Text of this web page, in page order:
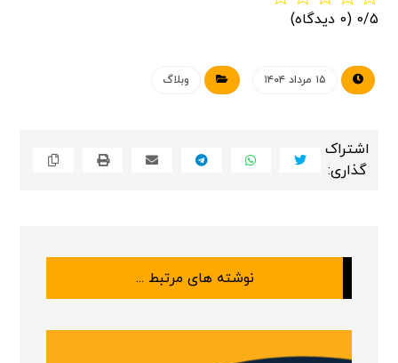
0/5 (0 دیدگاه)
۱۵ مرداد ۱۴۰۴ وبلاگ
نوشته های مرتبط ...